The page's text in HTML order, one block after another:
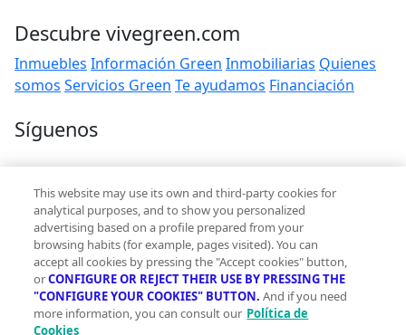
Descubre vivegreen.com
Inmuebles Información Green Inmobiliarias Quienes
somos Servicios Green Te ayudamos Financiación
Síguenos
Contacto
hola@vivegreen.com
Aviso Legal
This website may use its own and third-party cookies for
analytical purposes, and to show you personalized
advertising based on a profile prepared from your
browsing habits (for example, pages visited). You can
accept all cookies by pressing the "Accept cookies" button,
orCONFIGURE OR REJECT THEIR USE BY PRESSING THE
"CONFIGURE YOUR COOKIES" BUTTON. And if you need
more information, you can consult our Política de
Cookies